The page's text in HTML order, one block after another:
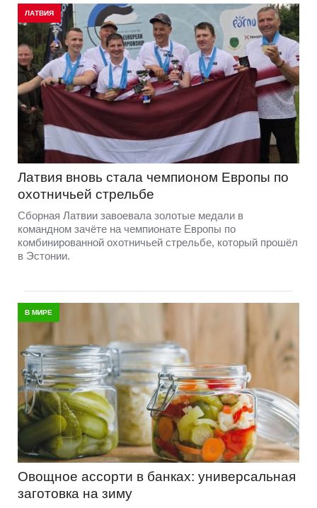
ЛАТВИЯ
Латвия вновь стала чемпионом Европы по
охотничьей стрельбе
Сборная Латвии завоевала золотые медали в
командном зачёте на чемпионате Европы по
комбинированной охотничьей стрельбе, который прошёл
в Эстонии.
В МИРЕ
Овощное ассорти в банках: универсальная
заготовка на зиму